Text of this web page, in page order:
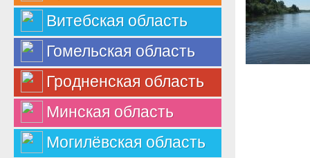
Витебская область
Гомельская область
Гродненская область
Минская область
Могилёвская область